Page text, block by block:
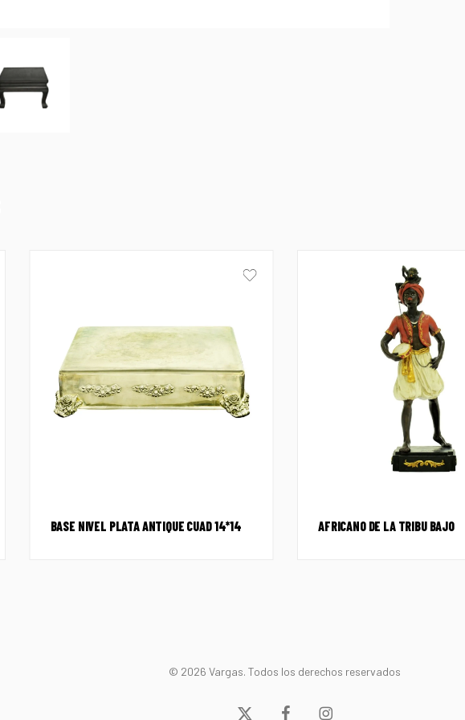
BASE NIVEL PLATA ANTIQUE CUAD 14*14 AFRICANO DE LA TRIBU BAJO
© 2026 Vargas. Todos los derechos reservados
x- facebookinstagram